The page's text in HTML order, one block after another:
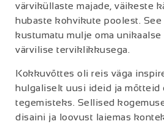
värviküllaste majade, väikeste
hubaste kohvikute poolest.
kustumatu mulje oma unikaalse
värvilise terviklikkusega.
Kokkuvõttes oli reis väga
hulgaliselt uusi ideid ja mõtteid
tegemisteks. Sellised
disaini ja loovust laiemas